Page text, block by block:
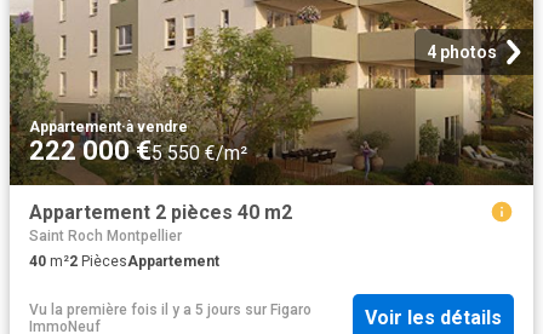
4 photos
Appartement·à vendre
222 000 €5 550 €/m²
Appartement 2 pièces 40 m2
Saint Roch Montpellier
40 m²2 PiècesAppartement
Vu la première fois il y a 5 jours sur Figaro
ImmoNeuf
Voir les détails